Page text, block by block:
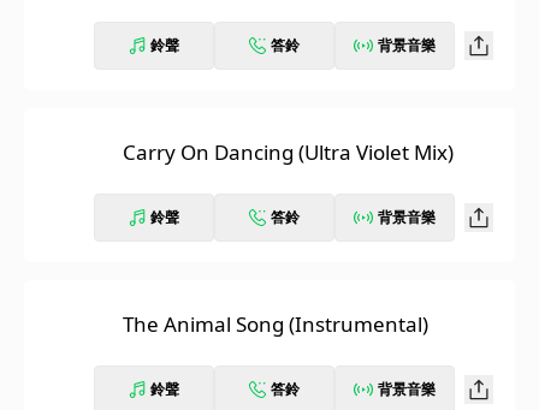
鈴聲 答鈴 背景音樂
Carry On Dancing (Ultra Violet Mix)
鈴聲 答鈴 背景音樂
The Animal Song (Instrumental)
鈴聲 答鈴 背景音樂